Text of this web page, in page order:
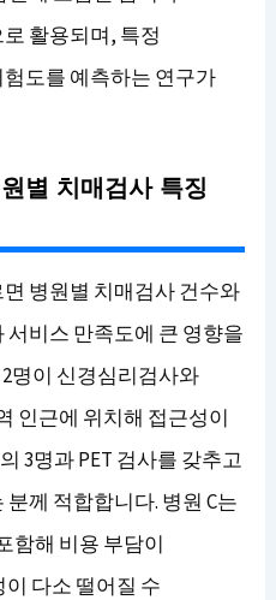
활용되며, 특정
도를 예측하는 연구가
별 치매검사 특징
병원별 치매검사 건수와
비스 만족도에 큰 영향을
명이 신경심리검사와
인근에 위치해 접근성이
3명과 PET 검사를 갖추고
께 적합합니다. 병원 C는
함해 비용 부담이
다소 떨어질 수